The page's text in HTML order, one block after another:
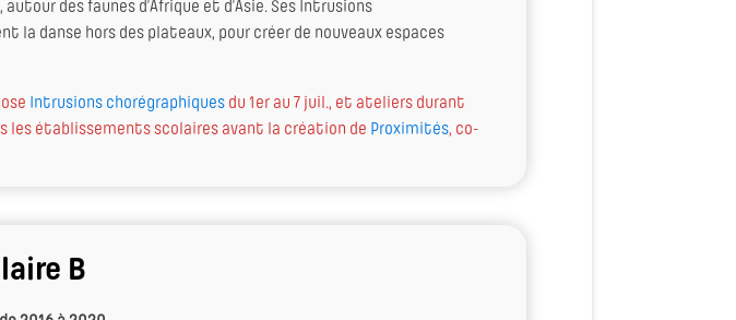
des faunes d’Afrique et d’Asie. Ses Intrusions
la danse hors des plateaux, pour créer de nouveaux espaces
Intrusions chorégraphiques du 1er au 7 juil., et ateliers durant
les établissements scolaires avant la création de Proximités, co-
B